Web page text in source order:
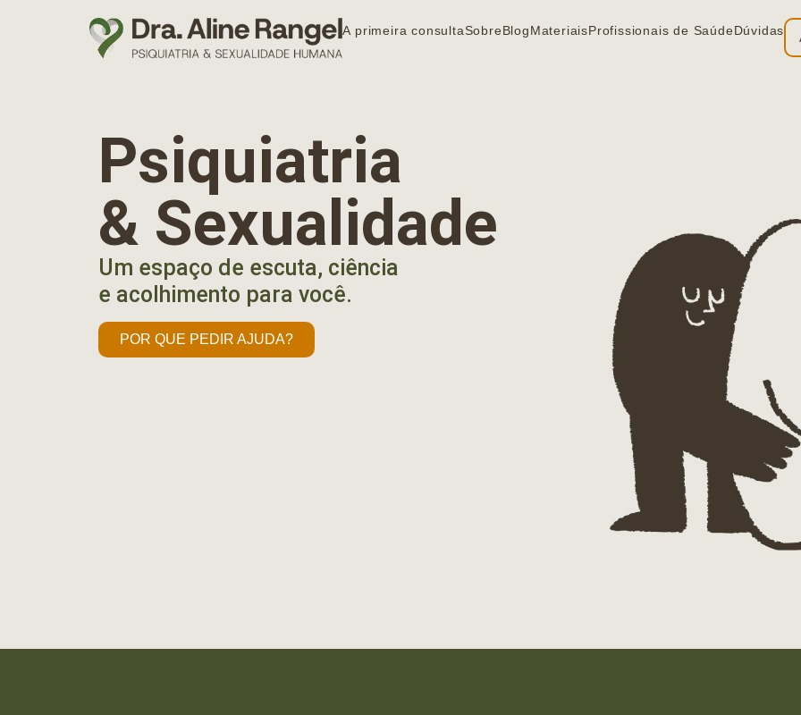
A primeira consultaSobreBlogMateriaisProfissionais de SaúdeDúvidas
Psiquiatria
& Sexualidade
Um espaço de escuta, ciência
e acolhimento para você.
POR QUE PEDIR AJUDA?